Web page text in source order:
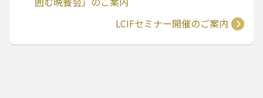
LCIFセミナー開催のご案内